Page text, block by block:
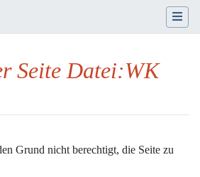
Seite Datei:WK
,Suche
Grund nicht berechtigt, die Seite zu